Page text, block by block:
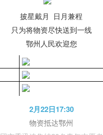
披星戴月 日月兼程
只为将物资尽快送到一线
鄂州人民欢迎您
2月22日17:30
物资抵达鄂州